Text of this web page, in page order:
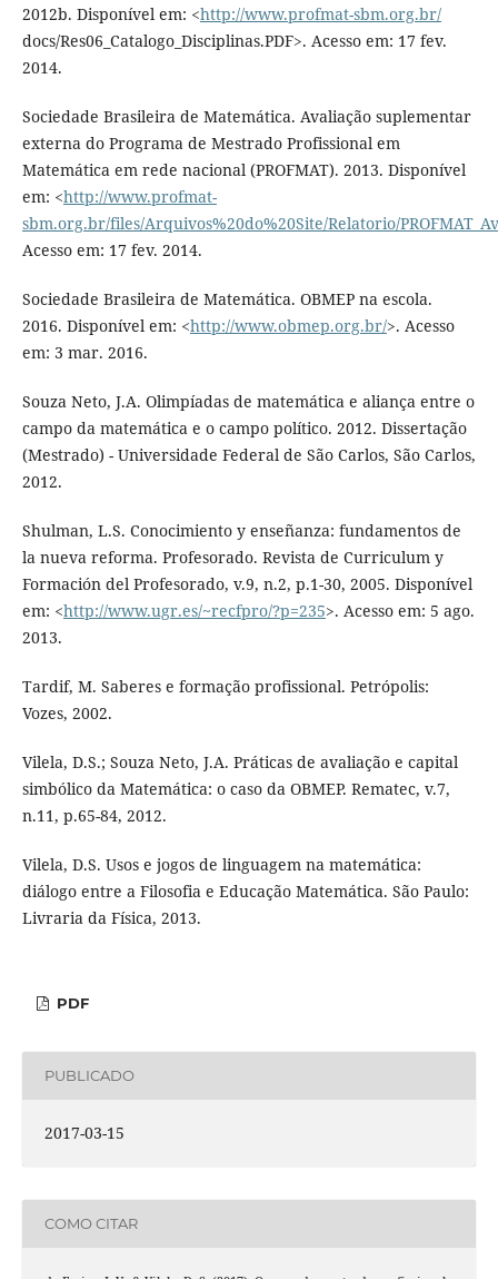
2012b. Disponível em: <http://www.profmat-sbm.org.br/
docs/Res06_Catalogo_Disciplinas.PDF>. Acesso em: 17 fev.
2014.
Sociedade Brasileira de Matemática. Avaliação suplementar
externa do Programa de Mestrado Profissional em
Matemática em rede nacional (PROFMAT). 2013. Disponível
em: <http://www.profmat-
sbm.org.br/files/Arquivos%20do%20Site/Relatorio/
Acesso em: 17 fev. 2014.
Sociedade Brasileira de Matemática. OBMEP na escola.
2016. Disponível em: <http://www.obmep.org.br/>. Acesso
em: 3 mar. 2016.
Souza Neto, J.A. Olimpíadas de matemática e aliança entre o
campo da matemática e o campo político. 2012. Dissertação
(Mestrado) - Universidade Federal de São Carlos, São Carlos,
2012.
Shulman, L.S. Conocimiento y enseñanza: fundamentos de
la nueva reforma. Profesorado. Revista de Curriculum y
Formación del Profesorado, v.9, n.2, p.1-30, 2005. Disponível
em: <http://www.ugr.es/~recfpro/?p=235>. Acesso em: 5 ago.
2013.
Tardif, M. Saberes e formação profissional. Petrópolis:
Vozes, 2002.
Vilela, D.S.; Souza Neto, J.A. Práticas de avaliação e capital
simbólico da Matemática: o caso da OBMEP. Rematec, v.7,
n.11, p.65-84, 2012.
Vilela, D.S. Usos e jogos de linguagem na matemática:
diálogo entre a Filosofia e Educação Matemática. São Paulo:
Livraria da Física, 2013.
PDF
PUBLICADO
2017-03-15
COMO CITAR